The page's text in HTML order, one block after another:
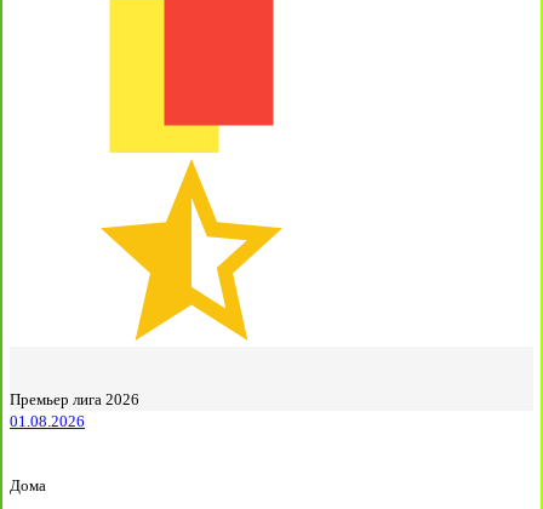
Премьер лига 2026
01.08.2026
Дома